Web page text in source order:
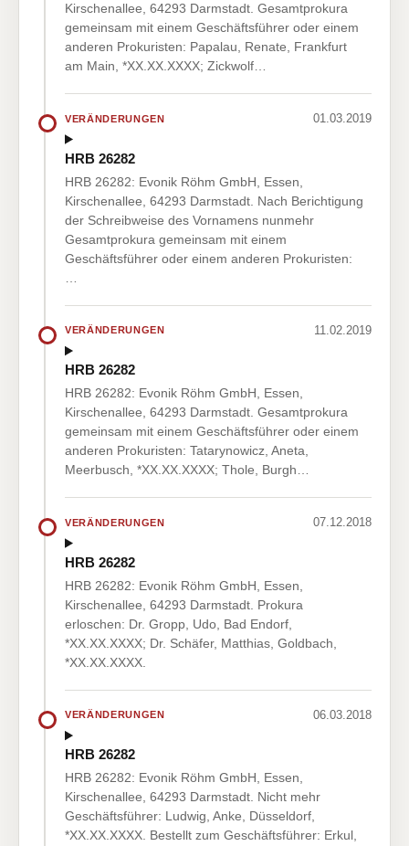
Kirschenallee, 64293 Darmstadt. Gesamtprokura
gemeinsam mit einem Geschäftsführer oder einem
anderen Prokuristen: Papalau, Renate, Frankfurt
am Main, *XX.XX.XXXX; Zickwolf…
VERÄNDERUNGEN 01.03.2019
HRB 26282
HRB 26282: Evonik Röhm GmbH, Essen,
Kirschenallee, 64293 Darmstadt. Nach Berichtigung
der Schreibweise des Vornamens nunmehr
Gesamtprokura gemeinsam mit einem
Geschäftsführer oder einem anderen Prokuristen:
VERÄNDERUNGEN 11.02.2019
HRB 26282
HRB 26282: Evonik Röhm GmbH, Essen,
Kirschenallee, 64293 Darmstadt. Gesamtprokura
gemeinsam mit einem Geschäftsführer oder einem
anderen Prokuristen: Tatarynowicz, Aneta,
Meerbusch, *XX.XX.XXXX; Thole, Burgh…
VERÄNDERUNGEN 07.12.2018
HRB 26282
HRB 26282: Evonik Röhm GmbH, Essen,
Kirschenallee, 64293 Darmstadt. Prokura
erloschen: Dr. Gropp, Udo, Bad Endorf,
*XX.XX.XXXX; Dr. Schäfer, Matthias, Goldbach,
*XX.XX.XXXX.
VERÄNDERUNGEN 06.03.2018
HRB 26282
HRB 26282: Evonik Röhm GmbH, Essen,
Kirschenallee, 64293 Darmstadt. Nicht mehr
Geschäftsführer: Ludwig, Anke, Düsseldorf,
*XX.XX.XXXX. Bestellt zum Geschäftsführer: Erkul,